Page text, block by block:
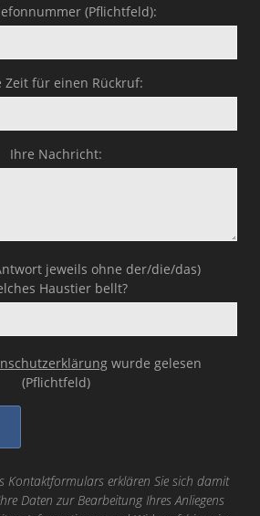
(Pflichtfeld):
Zeit für einen Rückruf:
Ihre Nachricht:
jeweils ohne der/die/das)
Haustier bellt?
wurde gelesen
(Pflichtfeld)
Kontaktformulars erklären Sie sich damit
Daten zur Bearbeitung Ihres Anliegens